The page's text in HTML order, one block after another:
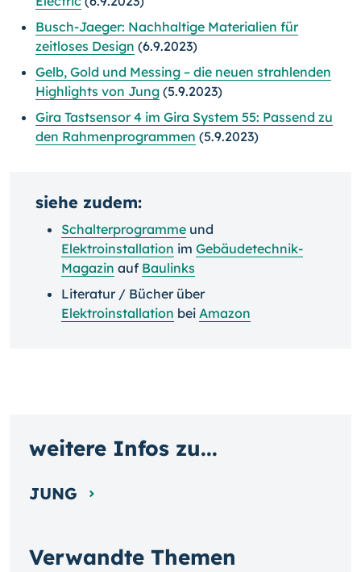
Busch-Jaeger: Nachhaltige Materialien für
zeitloses Design (6.9.2023)
Gelb, Gold und Messing – die neuen strahlenden
Highlights von Jung (5.9.2023)
Gira Tastsensor 4 im Gira System 55: Passend zu
den Rahmenprogrammen (5.9.2023)
siehe zudem:
Schalterprogramme und
Elektroinstallation im Gebäudetechnik-
Magazin auf Baulinks
Literatur / Bücher über
Elektroinstallation bei Amazon
Verwandte Themen
weitere Infos zu...
JUNG